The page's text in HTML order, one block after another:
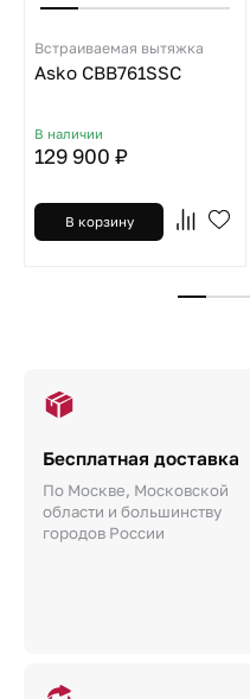
Встраиваемая вытяжка
Asko CBB761SSC
В наличии
129 900 ₽
В корзину
Бесплатная доставка
По Москве, Московской
области и большинству
городов России